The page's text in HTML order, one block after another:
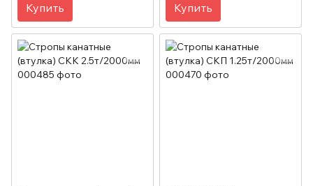
Купить Купить